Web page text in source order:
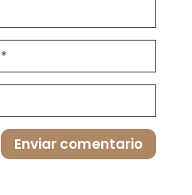
Enviar comentario